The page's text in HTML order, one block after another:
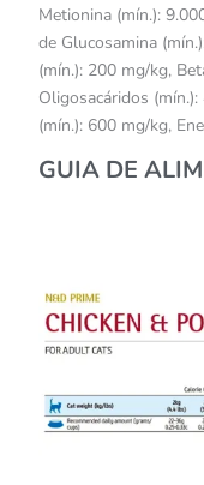
Metionina (mín.):
de Glucosamina
(mín.): 200 mg/kg,
Oligosacáridos
(mín.): 600 mg/kg,
GUIA DE